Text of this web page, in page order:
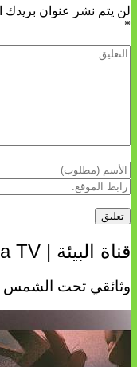
لن يتم نشر عنوان بريدك
*
قناة البيئة | Albaya TV
وثائقي تحت الشمس